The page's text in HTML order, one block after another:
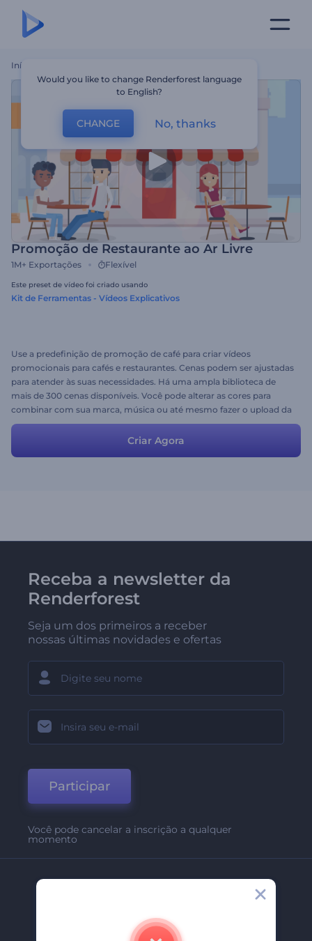
Início
Promoção de Restaurante ao Ar Livre
1M+ Exportações Flexível
Este preset de vídeo foi criado usando
Kit de Ferramentas - Vídeos Explicativos
Use a predefinição de promoção de café para criar vídeos
promocionais para cafés e restaurantes. Cenas podem ser ajustadas
para atender às suas necessidades. Há uma ampla biblioteca de
mais de 300 cenas disponíveis. Você pode alterar as cores para
combinar com sua marca, música ou até mesmo fazer o upload da
voz.
Criar Agora
Receba a newsletter da
Renderforest
Seja um dos primeiros a receber
nossas últimas novidades e ofertas
Participar
Você pode cancelar a inscrição a qualquer
momento
Contate-Nos
Would you like to change Renderforest language
to English?
CHANGE No, thanks